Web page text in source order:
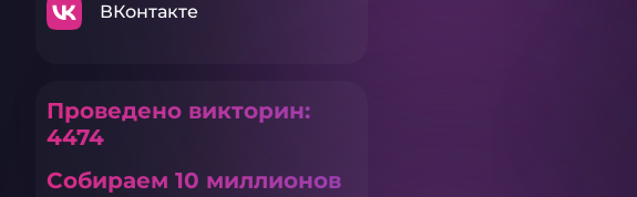
ВКонтакте
Проведено викторин:
4474
Собираем 10 миллионов